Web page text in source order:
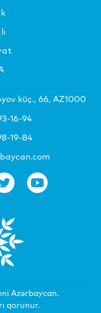
küç., 66, AZ1000
16-94
19-84
Azərbaycan.
qorunur.